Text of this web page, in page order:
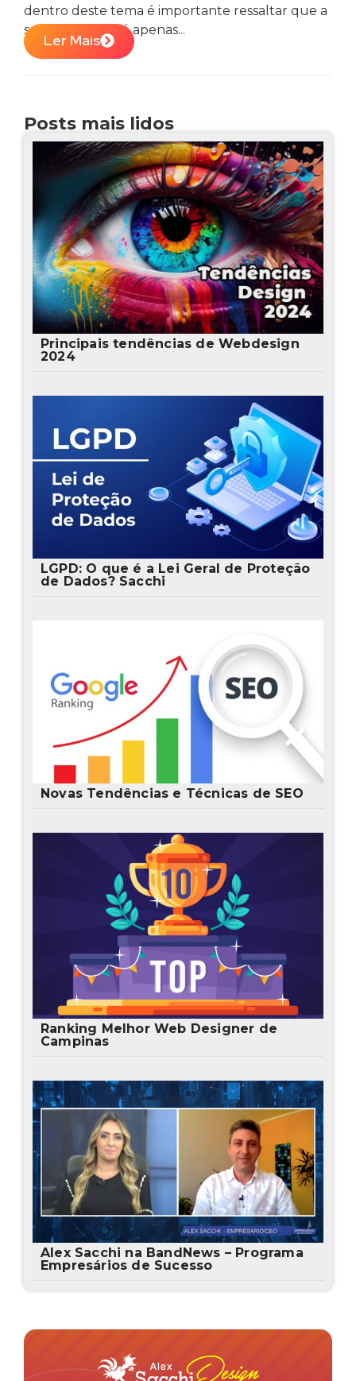
dentro deste tema é importante ressaltar que a
segurança não é apenas...
Ler Mais
Posts mais lidos
Principais tendências de Webdesign
2024
LGPD: O que é a Lei Geral de Proteção
de Dados? Sacchi
Novas Tendências e Técnicas de SEO
Ranking Melhor Web Designer de
Campinas
Alex Sacchi na BandNews – Programa
Empresários de Sucesso